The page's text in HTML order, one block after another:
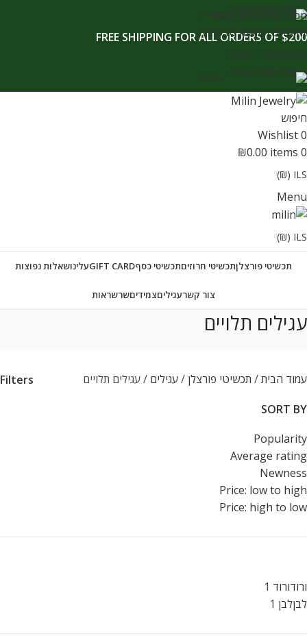
לתוכן
Skip to navigation
Skip to main content
עברית
FREE SHIPPING FOR ALL ORDERS OF $200
Login / Register
עברית
חיפוש
0
Wishlist
0
items
₪0.00
ILS (₪)
Menu
ILS (₪)
תכשיטי פורצלןתכשיטי חרוזיםתכשיטי כסףGIFT CARDעלינושאלות נפוצות
צור קשרעגיליםצמידיםשרשראות
עגילים תלויים
עמוד הבית תכשיטי פורצלן עגילים עגילים תלויים
Filters
SORT BY
Popularity
Average rating
Newness
Price: low to high
Price: high to low
ורודורוד 1
לבןלבן 1